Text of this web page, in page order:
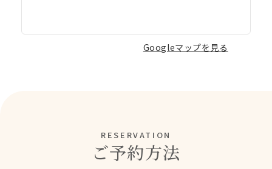
Googleマップを見る
RESERVATION
ご予約方法